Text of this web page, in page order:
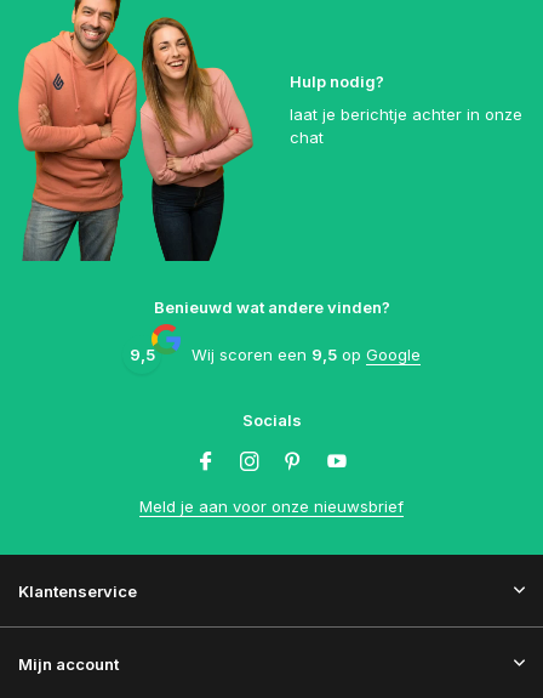
Hulp nodig?
laat je berichtje achter in onze
chat
Benieuwd wat andere vinden?
9,5 Wij scoren een 9,5 op Google
Socials
Meld je aan voor onze nieuwsbrief
Klantenservice
Mijn account